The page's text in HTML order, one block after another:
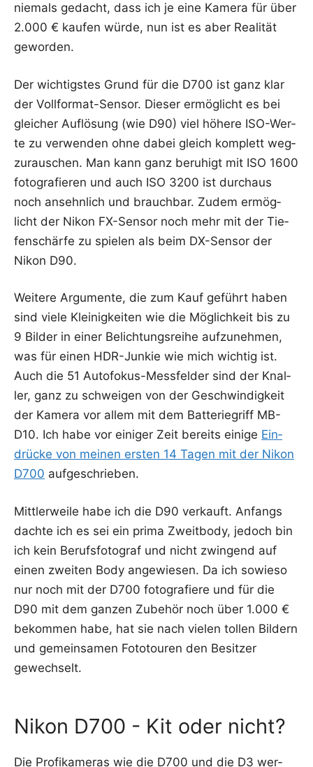
nie­mals gedacht, dass ich je eine Kame­ra für über
2.000 € kau­fen wür­de, nun ist es aber Rea­li­tät
geworden.
Der wich­tigs­tes Grund für die D700 ist ganz klar
der Voll­for­mat-Sen­sor. Die­ser ermög­licht es bei
glei­cher Auf­lö­sung (wie D90) viel höhe­re ISO-Wer­
te zu ver­wen­den ohne dabei gleich kom­plett weg­
zu­rau­schen. Man kann ganz beru­higt mit ISO 1600
foto­gra­fie­ren und auch ISO 3200 ist durch­aus
noch ansehn­lich und brauch­bar. Zudem ermög­
licht der Nikon FX-Sen­sor noch mehr mit der Tie­
fen­schär­fe zu spie­len als beim DX-Sen­sor der
Nikon D90.
Wei­te­re Argu­men­te, die zum Kauf geführt haben
sind vie­le Klei­nig­kei­ten wie die Mög­lich­keit bis zu
9 Bil­der in einer Belich­tungs­rei­he auf­zu­neh­men,
was für einen HDR-Jun­kie wie mich wich­tig ist.
Auch die 51 Auto­fo­kus-Mess­fel­der sind der Knal­
ler, ganz zu schwei­gen von der Geschwin­dig­keit
der Kame­ra vor allem mit dem Bat­te­rie­griff MB-
D10. Ich habe vor eini­ger Zeit bereits eini­ge Ein­
drü­cke von mei­nen ers­ten 14 Tagen mit der Nikon
D700 aufgeschrieben.
Mitt­ler­wei­le habe ich die D90 ver­kauft. Anfangs
dach­te ich es sei ein pri­ma Zweit­bo­dy, jedoch bin
ich kein Berufs­fo­to­graf und nicht zwin­gend auf
einen zwei­ten Body ange­wie­sen. Da ich sowie­so
nur noch mit der D700 foto­gra­fie­re und für die
D90 mit dem gan­zen Zube­hör noch über 1.000 €
bekom­men habe, hat sie nach vie­len tol­len Bil­dern
und gemein­sa­men Foto­tou­ren den Besit­zer
gewechselt.
Nikon D700 - Kit oder nicht?
Die Pro­fi­ka­me­ras wie die D700 und die D3 wer­